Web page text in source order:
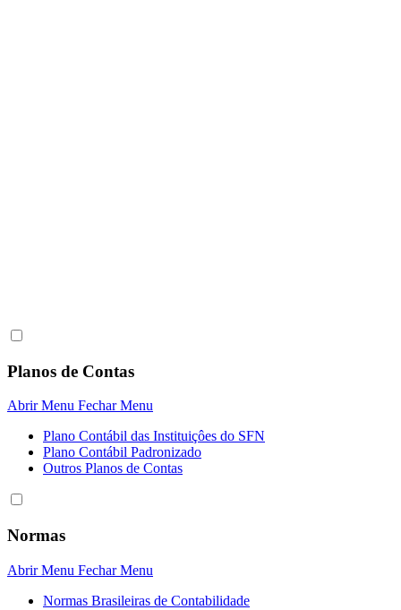
Planos de Contas
Abrir Menu Fechar Menu
Plano Contábil das Instituiçôes do SFN
Plano Contábil Padronizado
Outros Planos de Contas
Normas
Abrir Menu Fechar Menu
Normas Brasileiras de Contabilidade